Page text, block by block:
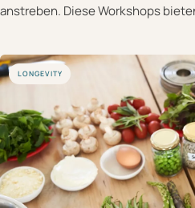
anstreben. Diese Workshops
LONGEVITY